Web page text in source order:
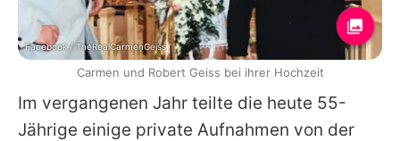
Im vergangenen Jahr teilte die heute 55-
Jährige einige private Aufnahmen von der
Facebook / TheRealCarmenGeiss
Carmen und Robert Geiss bei ihrer Hochzeit